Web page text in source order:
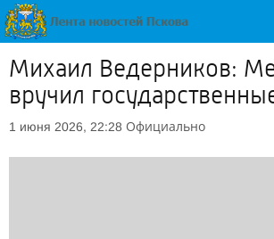
Михаил Ведерников:
вручил
1 июня 2026, 22:28 Официально